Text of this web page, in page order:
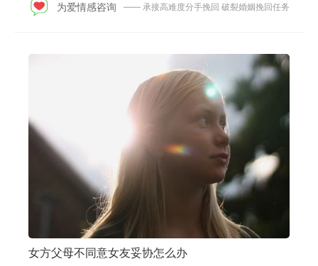
为爱情感咨询 —— 承接高难度分手挽回 破裂婚姻挽回任务
女方父母不同意女友妥协怎么办